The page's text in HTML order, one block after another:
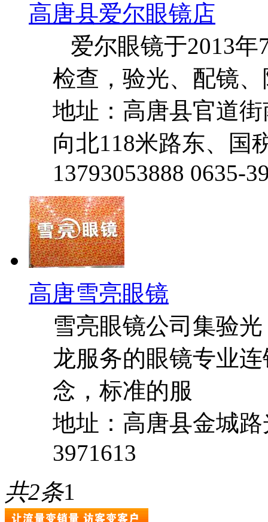
高唐县爱尔眼镜店
爱尔眼镜于2013年
检查，验光、配镜
地址：高唐县官道
向北118米路东、国
13793053888 0635-
高唐雪亮眼镜
雪亮眼镜公司集验
龙服务的眼镜专业
念，标准的服
地址：高唐县金城
3971613
共2条1